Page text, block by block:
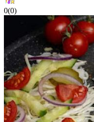
0(0)